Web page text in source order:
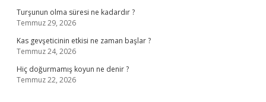
Turşunun olma süresi ne kadardır ?
Temmuz 29, 2026
Kas gevşeticinin etkisi ne zaman başlar ?
Temmuz 24, 2026
Hiç doğurmamış koyun ne denir ?
Temmuz 22, 2026